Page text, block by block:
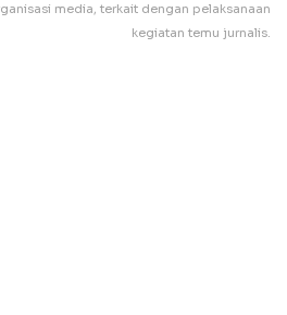
media, terkait dengan pelaksanaan
kegiatan temu jurnalis.